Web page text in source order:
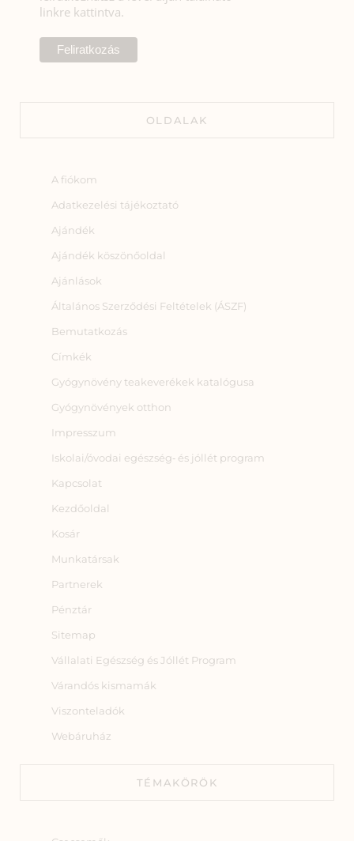
linkre kattintva.
OLDALAK
A fiókom
Adatkezelési tájékoztató
Ajándék
Ajándék köszönőoldal
Ajánlások
Általános Szerződési Feltételek (ÁSZF)
Bemutatkozás
Címkék
Gyógynövény teakeverékek katalógusa
Gyógynövények otthon
Impresszum
Iskolai/óvodai egészség‑ és jóllét program
Kapcsolat
Kezdőoldal
Kosár
Munkatársak
Partnerek
Pénztár
Sitemap
Vállalati Egészség és Jóllét Program
Várandós kismamák
Viszonteladók
Webáruház
TÉMAKÖRÖK